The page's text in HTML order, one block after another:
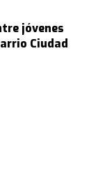
jóvenes
Ciudad